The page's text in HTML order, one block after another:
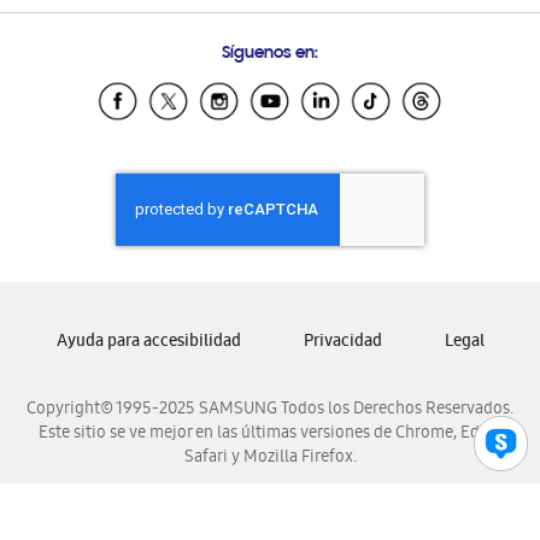
Samsung Ecuador
Samsung El Salvador
Samsung Honduras
Samsung Nicaragua
Samsung Panamá
Samsung Venezuela
Síguenos en:
Copyright© 1995-2025 SAMSUNG Todos los Derechos Reservados.
Este sitio se ve mejor en las últimas versiones de Chrome, Edge,
Safari y Mozilla Firefox.
Ayuda para accesibilidad Privacidad Legal